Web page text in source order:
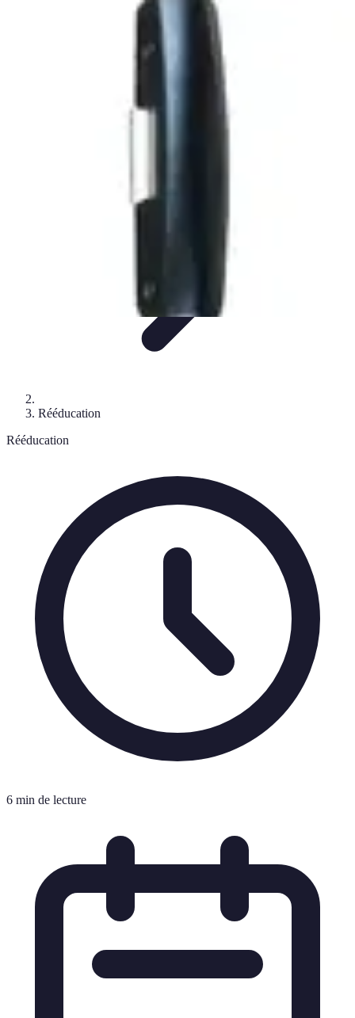
Meilleur Matériel Médical
Marques et fournisseurs
Équipement à domicile
Rééducation
Rééducation
6 min de lecture